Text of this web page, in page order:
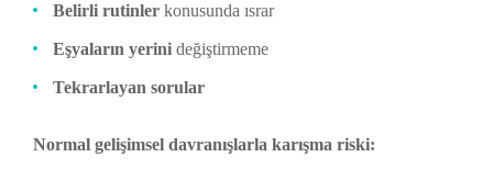
Belirli rutinler konusunda ısrar
Eşyaların yerini değiştirmeme
Tekrarlayan sorular
Normal gelişimsel davranışlarla karışma riski: